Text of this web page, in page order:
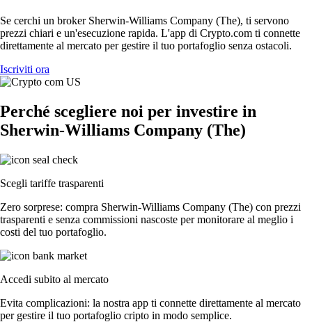
Se cerchi un broker Sherwin-Williams Company (The), ti servono
prezzi chiari e un'esecuzione rapida. L'app di Crypto.com ti connette
direttamente al mercato per gestire il tuo portafoglio senza ostacoli.
Iscriviti ora
Perché scegliere noi per investire in
Sherwin-Williams Company (The)
Scegli tariffe trasparenti
Zero sorprese: compra Sherwin-Williams Company (The) con prezzi
trasparenti e senza commissioni nascoste per monitorare al meglio i
costi del tuo portafoglio.
Accedi subito al mercato
Evita complicazioni: la nostra app ti connette direttamente al mercato
per gestire il tuo portafoglio cripto in modo semplice.